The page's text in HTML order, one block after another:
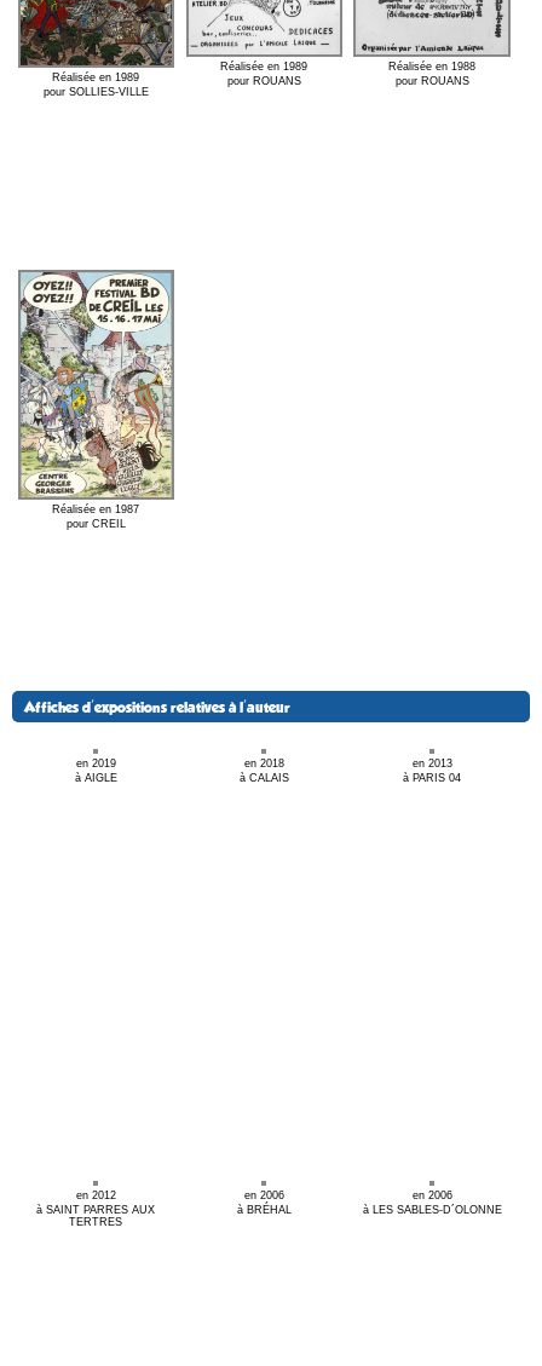
Réalisée en 1989
pour SOLLIES-VILLE
Réalisée en 1989
pour ROUANS
Réalisée en 1988
pour ROUANS
Réalisée en 1987
pour CREIL
Affiches d'expositions relatives à l'auteur
en 2019
à AIGLE
en 2018
à CALAIS
en 2013
à PARIS 04
en 2012
à SAINT PARRES AUX
TERTRES
en 2006
à BRÉHAL
en 2006
à LES SABLES-D´OLONNE